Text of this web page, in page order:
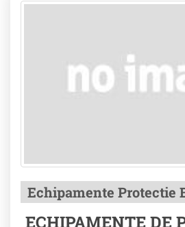
Echipamente Protectie
ECHIPAMENTE DE